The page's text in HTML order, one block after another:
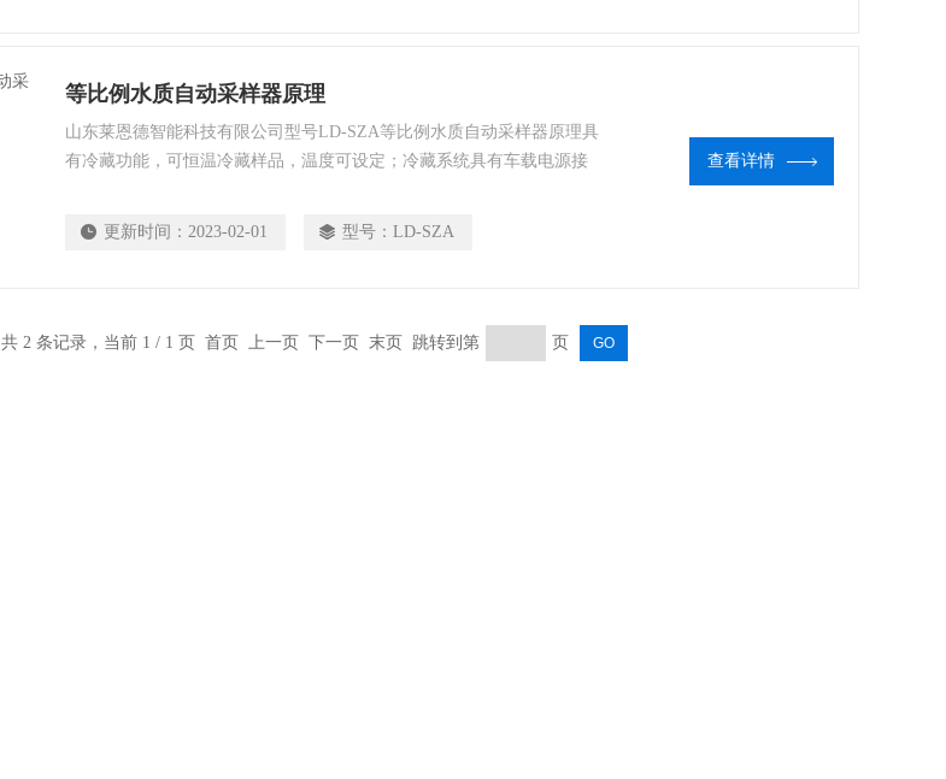
等比例水质自动采样器原理
山东莱恩德智能科技有限公司型号LD-SZA等比例水质自动采样器原理具
有冷藏功能，可恒温冷藏样品，温度可设定；冷藏系统具有车载电源接
更新时间： 2023-02-01 型号： LD-SZA
查看详情
共 2 条记录，当前 1 / 1 页 首页 上一页 下一页 末页 跳转到第 页